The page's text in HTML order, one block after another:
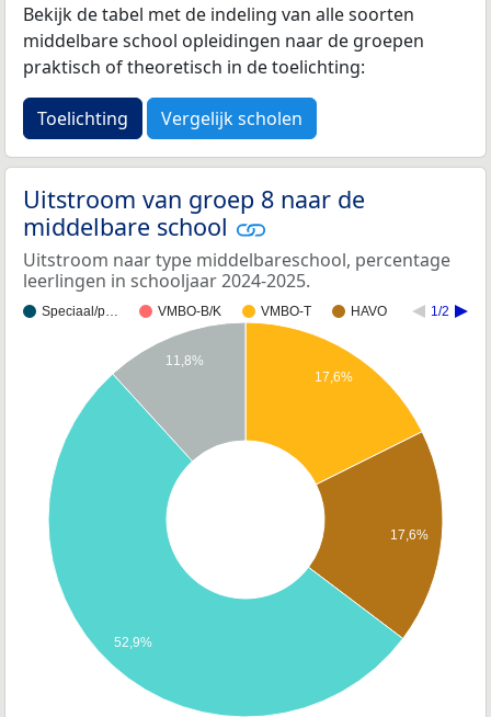
Bekijk de tabel met de indeling van alle soorten
middelbare school opleidingen naar de groepen
praktisch of theoretisch in de toelichting:
Toelichting Vergelijk scholen
Uitstroom van groep 8 naar de
middelbare school
Uitstroom naar type middelbareschool, percentage
leerlingen in schooljaar 2024-2025.
Speciaal/p… VMBO-B/K VMBO-T HAVO 1/2
17,6%
17,6%
11,8%
52,9%